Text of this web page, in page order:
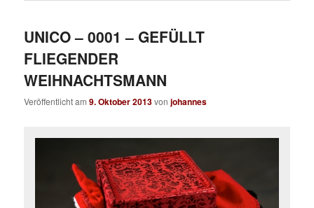
UNICO – 0001 – GEFÜLLT
FLIEGENDER
WEIHNACHTSMANN
Veröffentlicht am9. Oktober 2013vonjohannes